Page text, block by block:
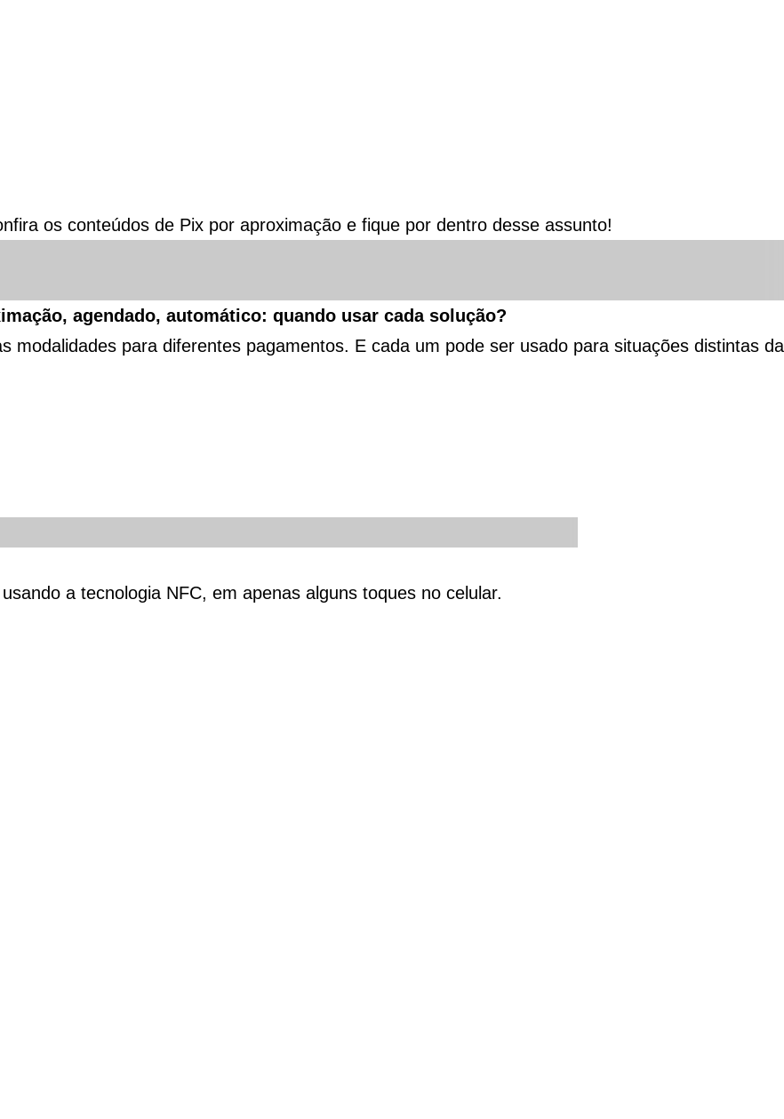
os conteúdos de Pix por aproximação e fique por dentro desse assunto!
agendado, automático: quando usar cada solução?
modalidades para diferentes pagamentos. E cada um pode ser usado para situações distintas da
a tecnologia NFC, em apenas alguns toques no celular.